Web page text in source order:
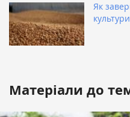
Як
Матеріали до